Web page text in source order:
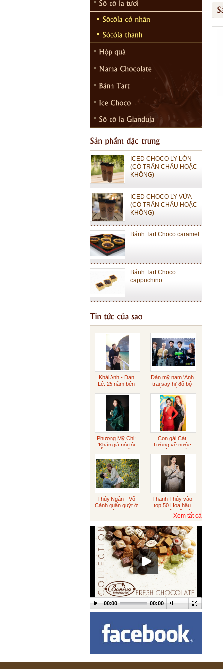
ICED CHOCO MOKA LY
LỚN (CÓ TRÂN CHÂU
HOẶC KHÔNG)
ICED CHOCO MOKA LY
VỪA (CÓ TRÂN CHÂU
HOẶC KHÔNG)
ICED CHOCO LY LỚN
(CÓ TRÂN CHÂU HOẶC
KHÔNG)
ICED CHOCO LY VỬA
(CÓ TRÂN CHÂU HOẶC
KHÔNG)
Bánh Tart Choco caramel
Bánh Tart Choco
cappuchino
Bánh Tart Choco truyền
Bánh Cheese Tart Lớn
Bánh Cheese Tart Nhỏ
Sôcôla Gianduja
Sôcôla vỏ cam
Tết trung thu
Sôcôla Theo Yêu Cầu
Khách Hàng
Theo Yêu Cầu
Hạt sen
Khải Anh - Đan
Lê: 25 năm bên
nhau ngọt ngào
Dàn mỹ nam 'Anh
trai say hi' đổ bộ
buổi ra mắt phim
Phương Mỹ Chi:
'Khán giả nói tôi
diễn sượng cũng
Con gái Cát
Tường về nước
xin việc sau tám
năm du học
Australia
Thúy Ngân - Võ
Cảnh quấn quýt ở
Đà Lạt
Thanh Thủy vào
top 50 Hoa hậu
đẹp nhất thế giới
Xem tất cả
00:00 00:00